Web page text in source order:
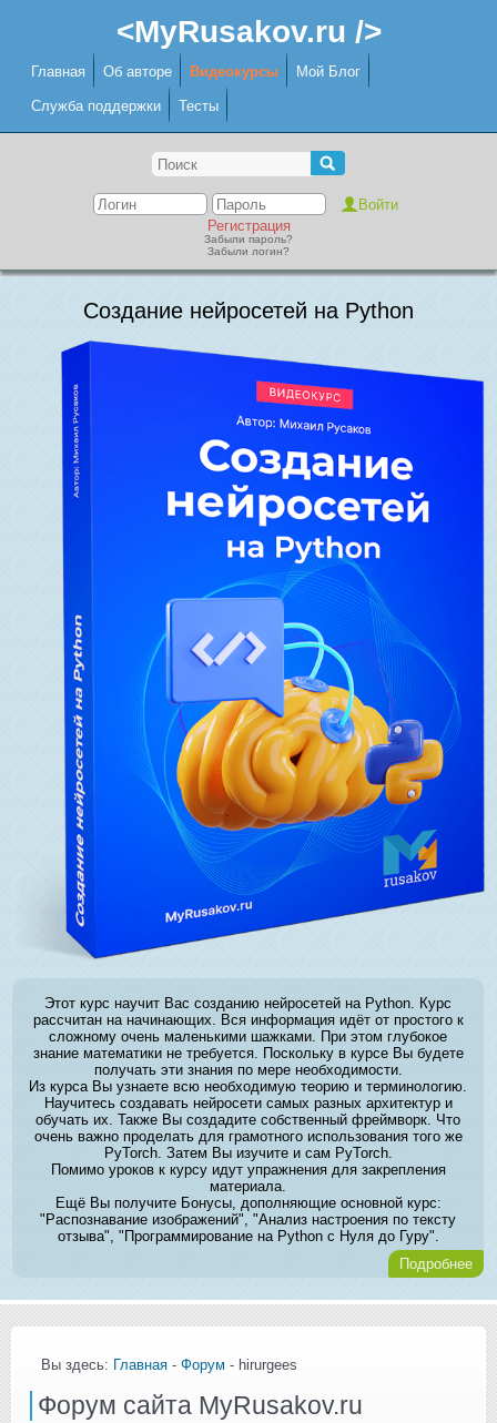
<MyRusakov.ru />
Главная Об авторе Видеокурсы Мой Блог
Служба поддержки Тесты
Регистрация
Забыли пароль?
Забыли логин?
Создание нейросетей на Python
Этот курс научит Вас созданию нейросетей на Python. Курс
рассчитан на начинающих. Вся информация идёт от простого к
сложному очень маленькими шажками. При этом глубокое
знание математики не требуется. Поскольку в курсе Вы будете
получать эти знания по мере необходимости.
Из курса Вы узнаете всю необходимую теорию и терминологию.
Научитесь создавать нейросети самых разных архитектур и
обучать их. Также Вы создадите собственный фреймворк. Что
очень важно проделать для грамотного использования того же
PyTorch. Затем Вы изучите и сам PyTorch.
Помимо уроков к курсу идут упражнения для закрепления
материала.
Ещё Вы получите Бонусы, дополняющие основной курс:
"Распознавание изображений", "Анализ настроения по тексту
отзыва", "Программирование на Python с Нуля до Гуру".
Подробнее
Вы здесь: Главная - Форум - hirurgees
Форум сайта MyRusakov.ru